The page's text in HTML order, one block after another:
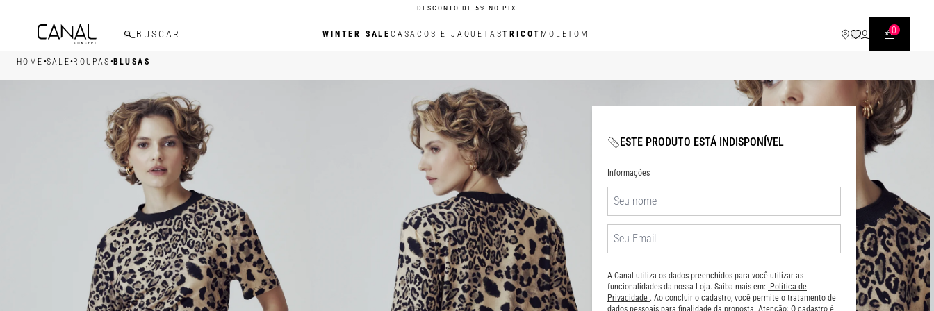
DESCONTO DE 5% NO PIX
WINTER SALE CASACOS E JAQUETASTRICOT MOLETOM 0
HOME •SALE•ROUPAS •BLUSAS
ESTE PRODUTO ESTÁ INDISPONÍVEL
Informações
A Canal utiliza os dados preenchidos para você utilizar as
funcionalidades da nossa Loja. Saiba mais em:
Política de
Privacidade . Ao concluir o cadastro, você permite o tratamento de
dados pessoais para finalidade da proposta. Atenção: O cadastro é